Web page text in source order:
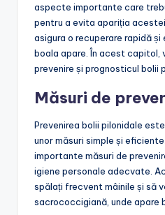
aspecte importante care
pentru a evita apariția
asigura o recuperare rapidă
boala apare. În acest capitol,
prevenire și prognosticul bolii
Măsuri de
Prevenirea bolii pilonidale
unor măsuri simple și
importante măsuri de
igiene personale adecvate.
spălați frecvent mâinile și să
sacrococcigiană, unde apare